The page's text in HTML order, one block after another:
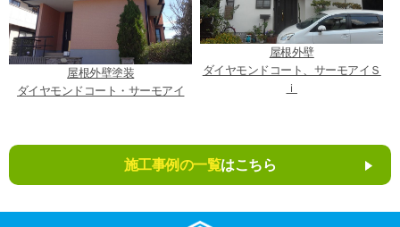
屋根外壁塗装
ダイヤモンドコート・サーモアイ
屋根外壁
ダイヤモンドコート、サーモアイＳ
ｉ
施工事例の一覧はこちら